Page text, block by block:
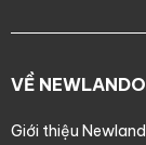
VỀ NEWLANDO
Giới thiệu